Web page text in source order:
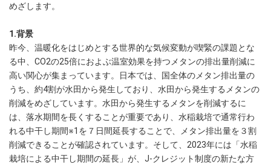
めざします。
1.背景
昨今、温暖化をはじめとする世界的な気候変動が喫緊の課題とな
る中、CO2の25倍におよぶ温室効果を持つメタンの排出量削減に
高い関心が集まっています。日本では、国全体のメタン排出量の
うち、約4割が水田から発生しており、水田から発生するメタンの
削減をめざしています。水田から発生するメタンを削減するに
は、落水期間を長くすることが重要であり、水稲栽培で通常行わ
れる中干し期間※1を７日間延長することで、メタン排出量を３割
削減できることが確認されています。そして、2023年には「水稲
栽培による中干し期間の延長」が、J-クレジット制度の新たな方